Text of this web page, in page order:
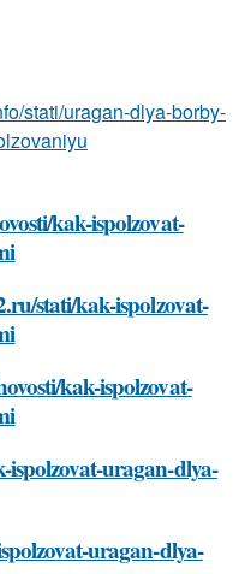
stati/uragan-dlya-borby-
kak-ispolzovat-
stati/kak-ispolzovat-
kak-ispolzovat-
uragan-dlya-
uragan-dlya-